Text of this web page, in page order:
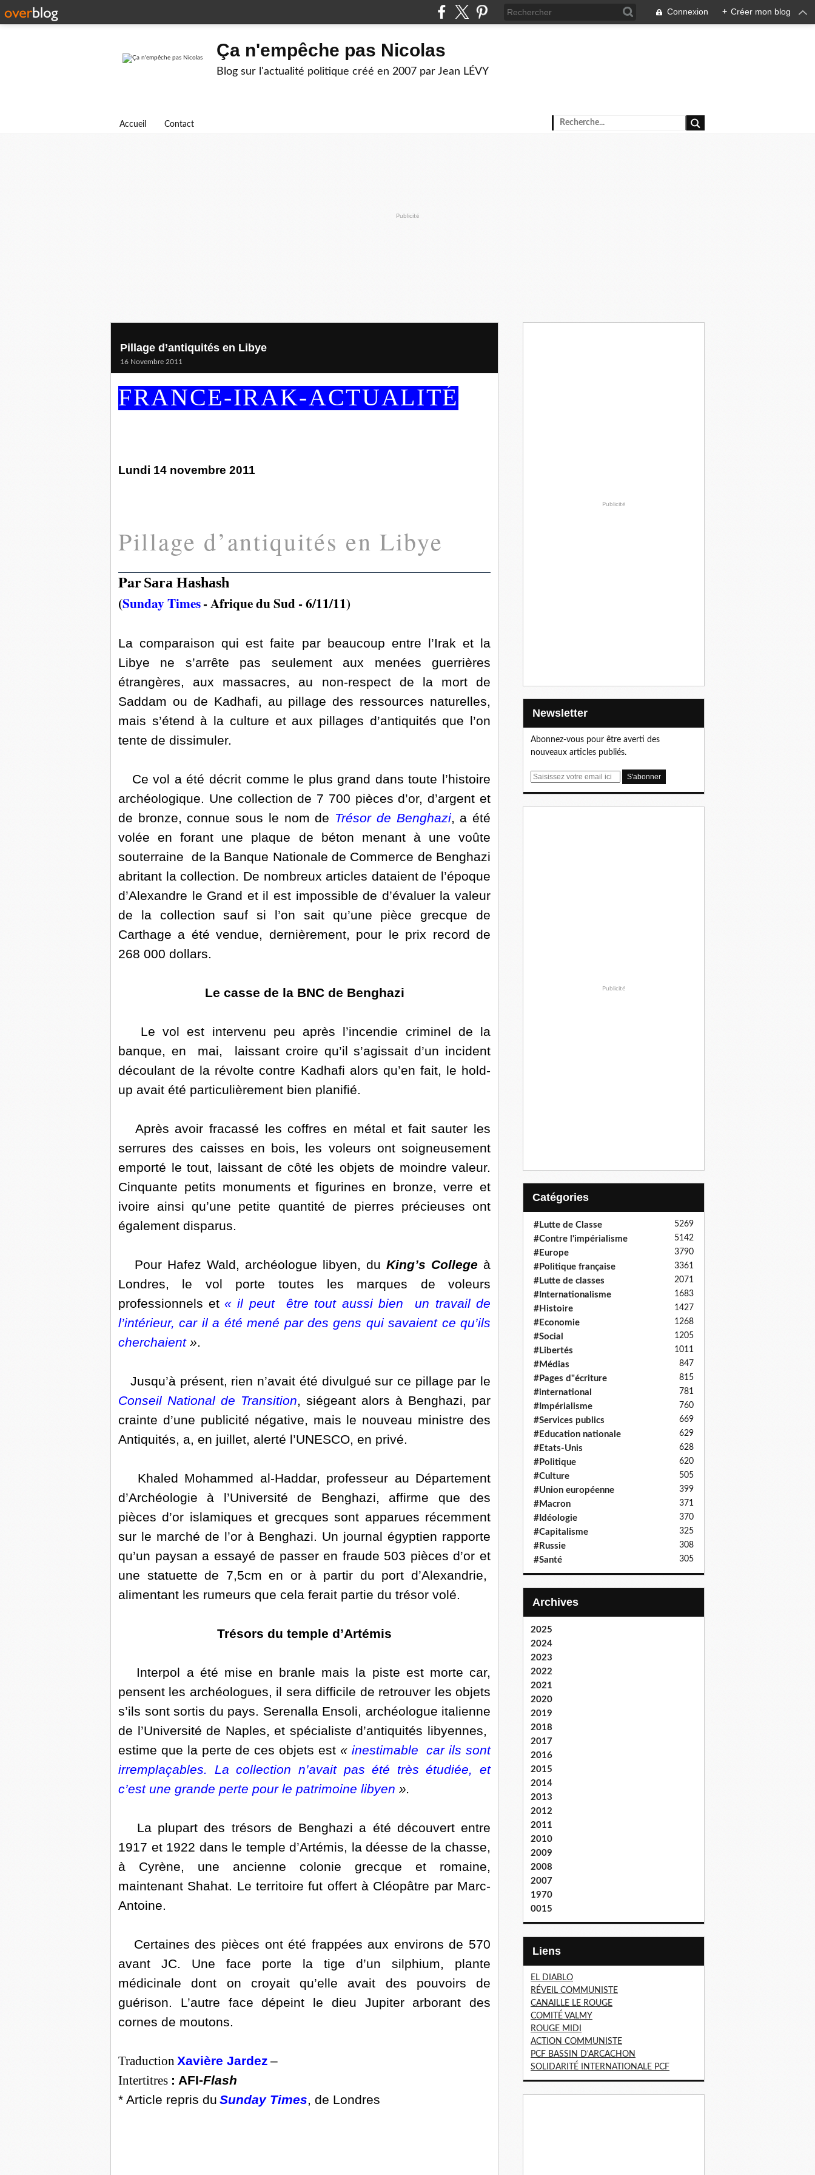
Connexion + Créer mon blog
Ça n'empêche pas Nicolas
Blog sur l'actualité politique créé en 2007 par Jean LÉVY
Accueil Contact
Publicité
Pillage d’antiquités en Libye
16 Novembre 2011
FRANCE-IRAK-ACTUALITÉ
Lundi 14 novembre 2011
Pillage d’antiquités en Libye
ParSara Hashash
(Sunday Times- Afrique du Sud - 6/11/11)
La comparaison qui est faite par beaucoup entre l’Irak et la
Libye ne s’arrête pas seulement aux menées guerrières
étrangères, aux massacres, au non-respect de la mort de
Saddam ou de Kadhafi, au pillage des ressources naturelles,
mais s’étend à la culture et aux pillages d’antiquités que l’on
tente de dissimuler.
Ce vol a été décrit comme le plus grand dans toute l’histoire
archéologique. Une collection de 7 700 pièces d’or, d’argent et
de bronze, connue sous le nom de Trésor de Benghazi, a été
volée en forant une plaque de béton menant à une voûte
souterraine de la Banque Nationale de Commerce de Benghazi
abritant la collection. De nombreux articles dataient de l’époque
d’Alexandre le Grand et il est impossible de d’évaluer la valeur
de la collection sauf si l’on sait qu’une pièce grecque de
Carthage a été vendue, dernièrement, pour le prix record de
268 000 dollars.
Le casse de la BNC de Benghazi
Le vol est intervenu peu après l’incendie criminel de la
banque, en mai, laissant croire qu’il s’agissait d’un incident
découlant de la révolte contre Kadhafi alors qu’en fait, le hold-
up avait été particulièrement bien planifié.
Après avoir fracassé les coffres en métal et fait sauter les
serrures des caisses en bois, les voleurs ont soigneusement
emporté le tout, laissant de côté les objets de moindre valeur.
Cinquante petits monuments et figurines en bronze, verre et
ivoire ainsi qu’une petite quantité de pierres précieuses ont
également disparus.
Pour Hafez Wald, archéologue libyen, du King’s College à
Londres, le vol porte toutes les marques de voleurs
professionnels et « il peut être tout aussi bien un travail de
l’intérieur, car il a été mené par des gens qui savaient ce qu’ils
cherchaient ».
Jusqu’à présent, rien n’avait été divulgué sur ce pillage par le
Conseil National de Transition, siégeant alors à Benghazi, par
crainte d’une publicité négative, mais le nouveau ministre des
Antiquités, a, en juillet, alerté l’UNESCO, en privé.
Khaled Mohammed al-Haddar, professeur au Département
d’Archéologie à l’Université de Benghazi, affirme que des
pièces d’or islamiques et grecques sont apparues récemment
sur le marché de l’or à Benghazi. Un journal égyptien rapporte
qu’un paysan a essayé de passer en fraude 503 pièces d’or et
une statuette de 7,5cm en or à partir du port d’Alexandrie,
alimentant les rumeurs que cela ferait partie du trésor volé.
Trésors du temple d’Artémis
Interpol a été mise en branle mais la piste est morte car,
pensent les archéologues, il sera difficile de retrouver les objets
s’ils sont sortis du pays. Serenalla Ensoli, archéologue italienne
de l’Université de Naples, et spécialiste d’antiquités libyennes,
estime que la perte de ces objets est « inestimable car ils sont
irremplaçables. La collection n’avait pas été très étudiée, et
c’est une grande perte pour le patrimoine libyen ».
La plupart des trésors de Benghazi a été découvert entre
1917 et 1922 dans le temple d’Artémis, la déesse de la chasse,
à Cyrène, une ancienne colonie grecque et romaine,
maintenant Shahat. Le territoire fut offert à Cléopâtre par Marc-
Antoine.
Certaines des pièces ont été frappées aux environs de 570
avant JC. Une face porte la tige d’un silphium, plante
médicinale dont on croyait qu’elle avait des pouvoirs de
guérison. L’autre face dépeint le dieu Jupiter arborant des
cornes de moutons.
Traduction Xavière Jardez –
Intertitres : AFI-Flash
* Article repris du Sunday Times, de Londres
Publicité
Newsletter
Abonnez-vous pour être averti des
nouveaux articles publiés.
E
Publicité
Catégories
#Lutte de Classe 5269
#Contre l'impérialisme 5142
#Europe 3790
#Politique française 3361
#Lutte de classes 2071
#Internationalisme 1683
#Histoire 1427
#Economie 1268
#Social 1205
#Libertés 1011
#Médias 847
#Pages d"écriture 815
#international 781
#Impérialisme 760
#Services publics 669
#Education nationale 629
#Etats-Unis 628
#Politique 620
#Culture 505
#Union européenne 399
#Macron 371
#Idéologie 370
#Capitalisme 325
#Russie 308
#Santé 305
Archives
2025
2024
2023
2022
2021
2020
2019
2018
2017
2016
2015
2014
2013
2012
2011
2010
2009
2008
2007
1970
0015
Liens
EL DIABLO
RÉVEIL COMMUNISTE
CANAILLE LE ROUGE
COMITÉ VALMY
ROUGE MIDI
ACTION COMMUNISTE
PCF BASSIN D'ARCACHON
SOLIDARITÉ INTERNATIONALE PCF